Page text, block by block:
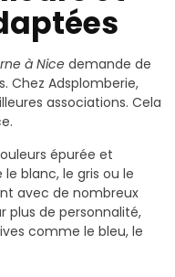
à Nice demande de
Chez Adsplomberie,
associations. Cela
épurée et
blanc, le gris ou le
avec de nombreux
plus de personnalité,
comme le bleu, le